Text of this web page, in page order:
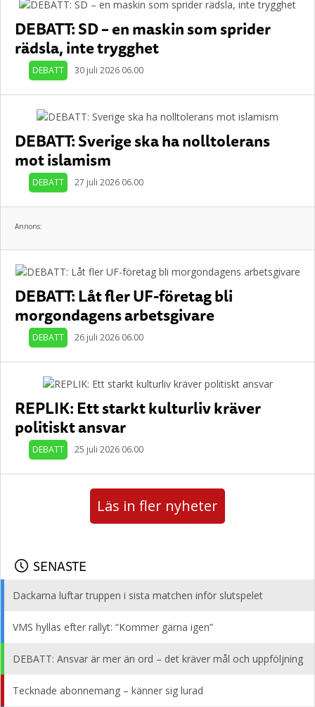
DEBATT: SD – en maskin som sprider
rädsla, inte trygghet
DEBATT 30 juli 2026 06.00
DEBATT: Sverige ska ha nolltolerans
mot islamism
DEBATT 27 juli 2026 06.00
Annons:
DEBATT: Låt fler UF-företag bli
morgondagens arbetsgivare
DEBATT 26 juli 2026 06.00
REPLIK: Ett starkt kulturliv kräver
politiskt ansvar
DEBATT 25 juli 2026 06.00
Läs in fler nyheter
SENASTE
Dackarna luftar truppen i sista matchen inför slutspelet
VMS hyllas efter rallyt: “Kommer gärna igen”
DEBATT: Ansvar är mer än ord – det kräver mål och uppföljning
Tecknade abonnemang – känner sig lurad